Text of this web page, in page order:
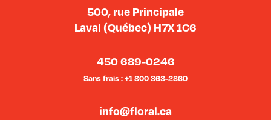
500, rue Principale
Laval (Québec) H7X 1C6
450 689-0246
Sans frais : +1 800 363-2860
info@floral.ca